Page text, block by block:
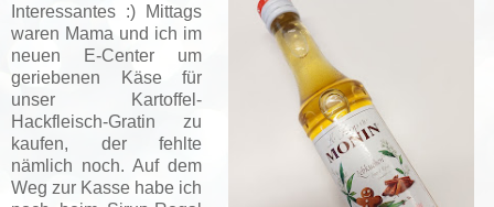
Interessantes :) Mittags
waren Mama und ich im
neuen E-Center um
geriebenen Käse für
unser Kartoffel-
Hackfleisch-Gratin zu
kaufen, der fehlte
nämlich noch. Auf dem
Weg zur Kasse habe ich